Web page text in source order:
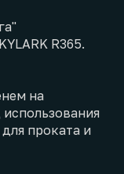
R365.
на
проката и